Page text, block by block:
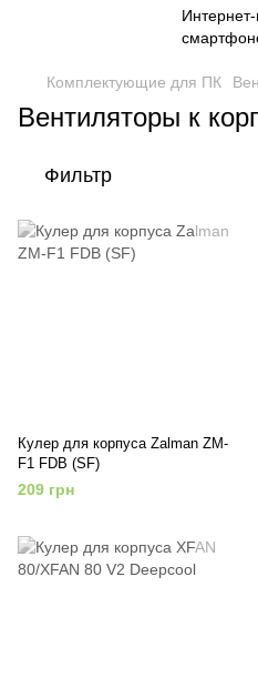
Комплектующие для ПК
Вентиляторы к
Фильтр
Кулер для корпуса Zalman ZM-
F1 FDB (SF)
209 грн